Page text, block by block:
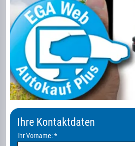
Ihre Kontaktdaten
Ihr Vorname:*